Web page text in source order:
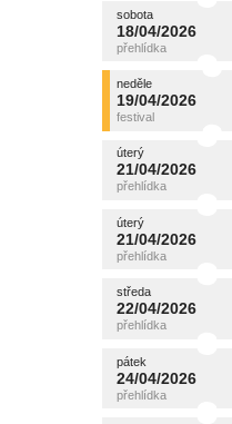
sobota
18/04/2026
sobota
18/04/2026
neděle
19/04/2026
neděle
19/04/2026
úterý
21/04/2026
úterý
21/04/2026
úterý
21/04/2026
úterý
21/04/2026
středa
22/04/2026
středa
22/04/2026
pátek
24/04/2026
pátek
24/04/2026